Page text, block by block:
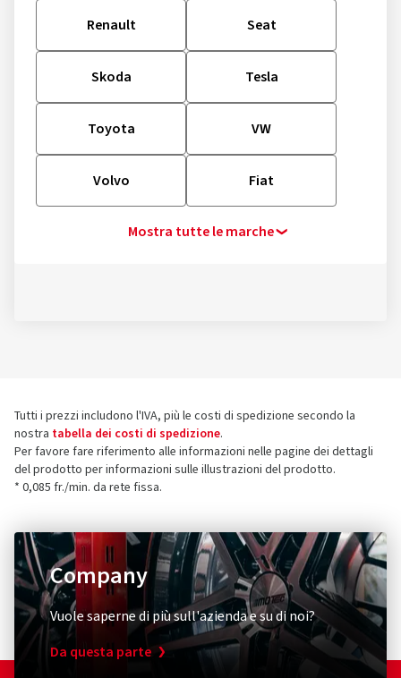
Renault Seat
Skoda Tesla
Toyota VW
Volvo Fiat
Mostra tutte le marche
Tutti i prezzi includono l'IVA, più le costi di spedizione secondo la
nostra tabella dei costi di spedizione.
Per favore fare riferimento alle informazioni nelle pagine dei dettagli
del prodotto per informazioni sulle illustrazioni del prodotto.
* 0,085 fr./min. da rete fissa.
Company
Vuole saperne di più sull'azienda e su di noi?
Da questa parte